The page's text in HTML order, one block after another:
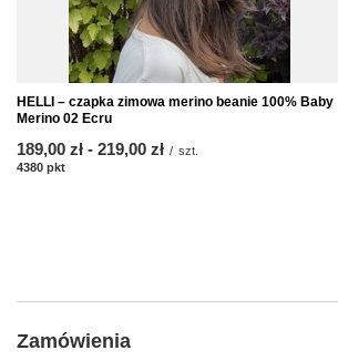
HELLI – czapka zimowa merino beanie 100% Baby
Merino 02 Ecru
od
189,00 zł - do
219,00 zł / szt.
4380 pkt
Zamówienia